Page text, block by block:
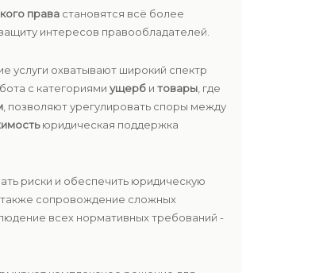
права становятся всё более
интересов правообладателей.
услуги охватывают широкий спектр
с категориями ущерб и товары , где
, позволяют урегулировать споры между
юридическая поддержка
риски и обеспечить юридическую
также сопровождение сложных
всех нормативных требований -